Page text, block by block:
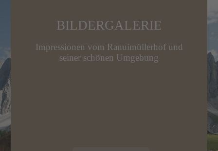
BILDERGALERIE
Impressionen vom Ranuimüllerhof und
seiner schönen Umgebung